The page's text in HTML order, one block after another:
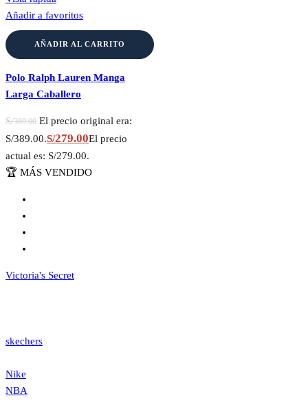
Añadir a favoritos
AÑADIR AL CARRITO
Polo Ralph Lauren Manga
Larga Caballero
S/389.00 El precio original era:
S/389.00.S/279.00El precio
actual es: S/279.00.
🏆 MÁS VENDIDO
Victoria's Secret
skechers
Nike
NBA